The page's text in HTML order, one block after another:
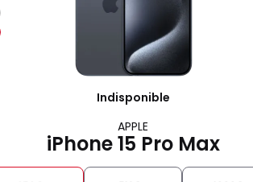
Indisponible
APPLE
iPhone 15 Pro Max